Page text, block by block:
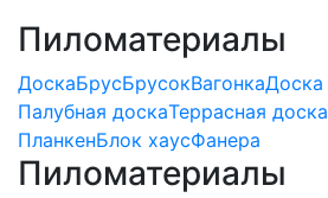
Пиломатериалы
ДоскаБрусБрусокВагонкаДоска
Палубная доскаТеррасная доска
ПланкенБлок хаусФанера
Пиломатериалы